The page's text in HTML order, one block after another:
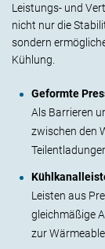
Leistungs- und
nicht nur die
sondern
Kühlung.
Geformte
Als Barrieren
zwischen den
Leisten aus
gleichmäßige
zur